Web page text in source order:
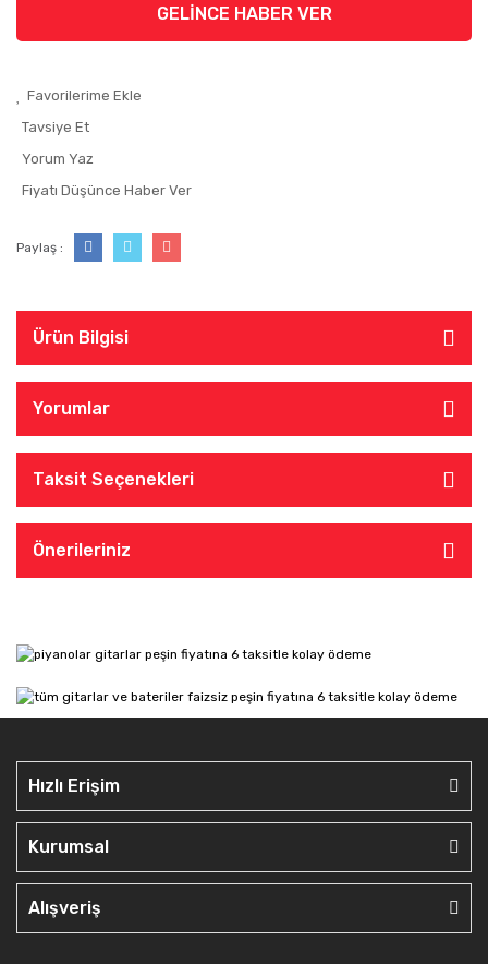
GELİNCE HABER VER
Tavsiye Et
Yorum Yaz
Fiyatı Düşünce Haber Ver
Paylaş :
Ürün Bilgisi
Yorumlar
Taksit Seçenekleri
Önerileriniz
Hızlı Erişim
Kurumsal
Alışveriş